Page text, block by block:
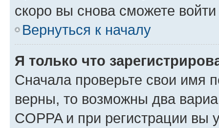
скоро вы снова сможете
Вернуться к началу
Я только что
Сначала проверьте свои имя
верны, то возможны два
COPPA и при регистрации вы